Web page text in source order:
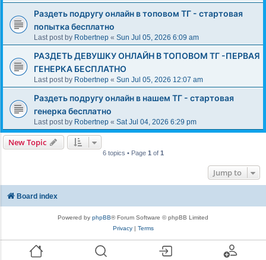
Раздеть подругу онлайн в топовом ТГ - стартовая
попытка бесплатно
Last post by Robertnep « Sun Jul 05, 2026 6:09 am
РАЗДЕТЬ ДЕВУШКУ ОНЛАЙН В ТОПОВОМ ТГ -ПЕРВАЯ
ГЕНЕРКА БЕСПЛАТНО
Last post by Robertnep « Sun Jul 05, 2026 12:07 am
Раздеть подругу онлайн в нашем ТГ - стартовая
генерка бесплатно
Last post by Robertnep « Sat Jul 04, 2026 6:29 pm
New Topic
6 topics • Page 1 of 1
Jump to
Board index
Powered by phpBB® Forum Software © phpBB Limited
Privacy| Terms